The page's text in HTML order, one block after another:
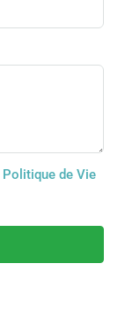
Politique de Vie